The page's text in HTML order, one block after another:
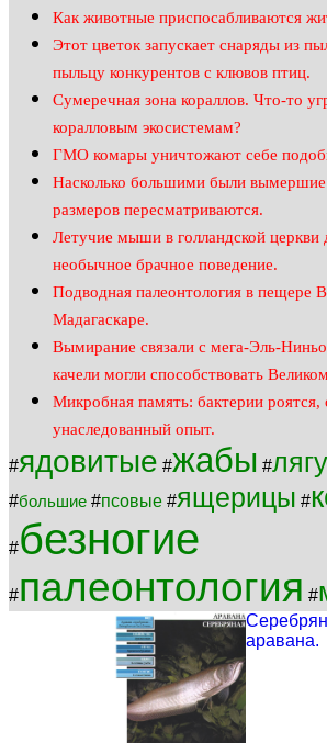
Как животные приспосабливаются
Этот цветок запускает снаряды из
пыльцу конкурентов с клювов птиц.
Сумеречная зона кораллов. Что-то
коралловым экосистемам?
ГМО комары уничтожают себе
Насколько большими были вымершие
размеров пересматриваются.
Летучие мыши в голландской
необычное брачное поведение.
Подводная палеонтология в пещере
Мадагаскаре.
Вымирание связали с мега-Эль-
качели могли способствовать
Микробная память: бактерии роятся,
унаследованный опыт.
#ядовитые #жабы #
#большие #псовые #ящерицы #
#безногие
#палеонтология #
аравана.